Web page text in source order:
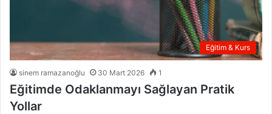
Eğitim & Kurs
sinem ramazanoğlu 30 Mart 2026 1
Eğitimde Odaklanmayı Sağlayan Pratik
Yollar